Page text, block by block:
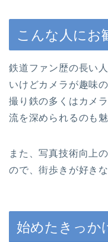
こんな人にお
鉄道ファン歴の長い
いけどカメラが趣味
撮り鉄の多くはカメ
流を深められるのも魅
また、写真技術向上
ので、街歩きが好き
始めたきっか